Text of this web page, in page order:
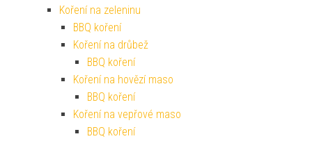
Koření na zeleninu
BBQ koření
Koření na drůbež
BBQ koření
Koření na hovězí maso
BBQ koření
Koření na vepřové maso
BBQ koření